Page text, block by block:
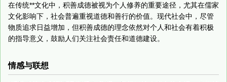
在传统**文化中，积善成德被视为个人修养的重要途径，尤其在儒家
文化影响下，社会普遍重视道德和善行的价值。现代社会中，尽管
物质追求日益增加，但积善成德的理念依然对个人和社会有着积极
的指导意义，鼓励人们关注社会责任和道德建设。
情感与联想